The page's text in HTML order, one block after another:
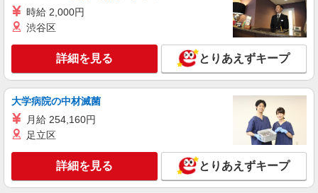
キープ 詳細を見る
株式会社kotrio /●TC-H-1992743
ひばりケ丘｜サ高住STAFF＊落ち着いた雰囲
気でゆったりお仕事♪
時給1600円〜2250円 ＜日払い有/週払い有/交
通費全支給(ガソリン代含む)＞
キープ 詳細を見る
時給 2,000円
渋谷区
詳細を見る とりあえずキープ
大学病院の中材滅菌
月給 254,160円
足立区
詳細を見る とりあえずキープ